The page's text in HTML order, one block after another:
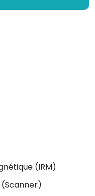
(IRM)